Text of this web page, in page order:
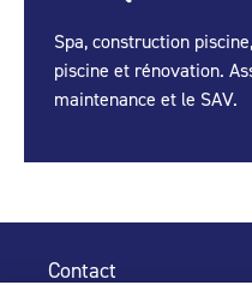
Spa, construction
piscine et rénovation.
maintenance et le SAV.
Contact